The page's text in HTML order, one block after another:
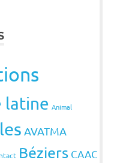
latine Animal
AVATMA
Béziers CAAC